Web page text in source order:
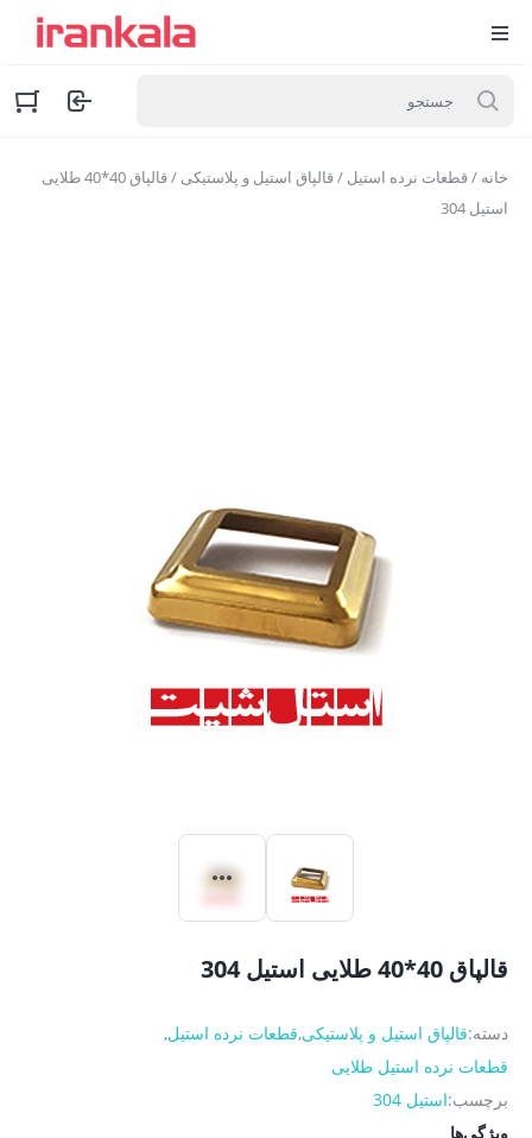
خانه /قطعات نرده استیل /قالپاق استیل و پلاستیکی
/ قالپاق 40*40 طلایی
استیل 304
قالپاق 40*40 طلایی استیل 304
دسته:قالپاق استیل و پلاستیکی,قطعات نرده استیل,
قطعات نرده استیل طلایی
برچسب:استیل 304
ویژگی‌ها